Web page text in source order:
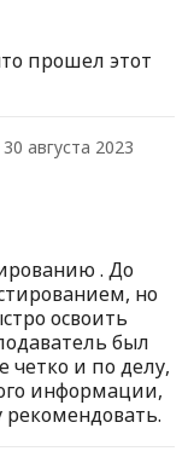
прошел этот
30 августа 2023
. До
но
освоить
был
четко и по делу,
информации,